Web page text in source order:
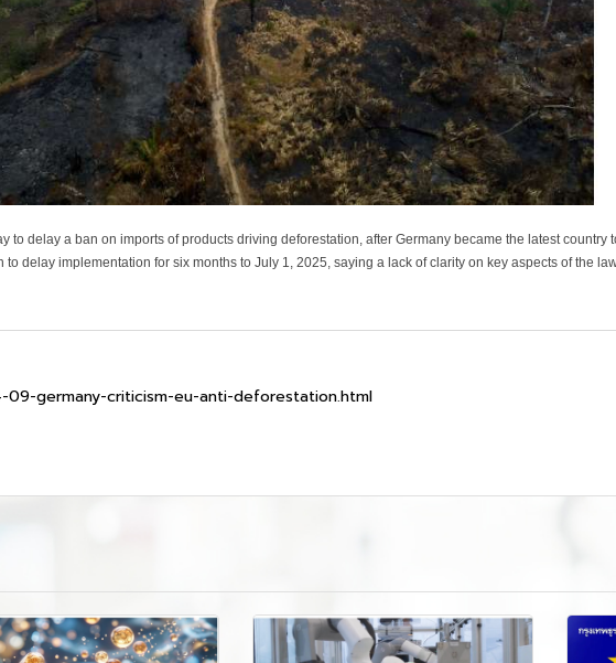
to delay a ban on imports of products driving deforestation, after Germany became the latest country
delay implementation for six months to July 1, 2025, saying a lack of clarity on key aspects of the
germany-criticism-eu-anti-deforestation.html